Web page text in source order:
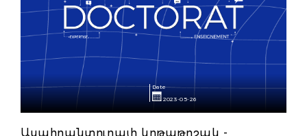
Date
2023-05-26
Ասպիրանտուրայի կրթաթոշակ -